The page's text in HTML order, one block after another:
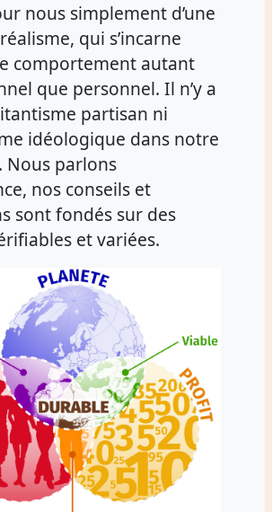
nous simplement d’une
qui s’incarne
comportement autant
que personnel. Il n’y a
partisan ni
idéologique dans notre
Nous parlons
nos conseils et
sont fondés sur des
et variées.